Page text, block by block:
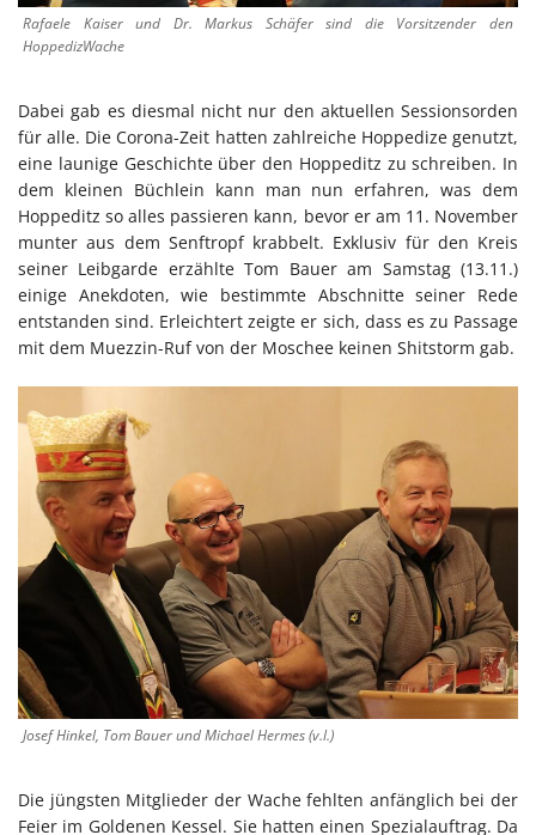
Rafaele Kaiser und Dr. Markus Schäfer sind die Vorsitzender den
HoppedizWache
Dabei gab es diesmal nicht nur den aktuellen Sessionsorden
für alle. Die Corona-Zeit hatten zahlreiche Hoppedize genutzt,
eine launige Geschichte über den Hoppeditz zu schreiben. In
dem kleinen Büchlein kann man nun erfahren, was dem
Hoppeditz so alles passieren kann, bevor er am 11. November
munter aus dem Senftropf krabbelt. Exklusiv für den Kreis
seiner Leibgarde erzählte Tom Bauer am Samstag (13.11.)
einige Anekdoten, wie bestimmte Abschnitte seiner Rede
entstanden sind. Erleichtert zeigte er sich, dass es zu Passage
mit dem Muezzin-Ruf von der Moschee keinen Shitstorm gab.
Josef Hinkel, Tom Bauer und Michael Hermes (v.l.)
Die jüngsten Mitglieder der Wache fehlten anfänglich bei der
Feier im Goldenen Kessel. Sie hatten einen Spezialauftrag. Da